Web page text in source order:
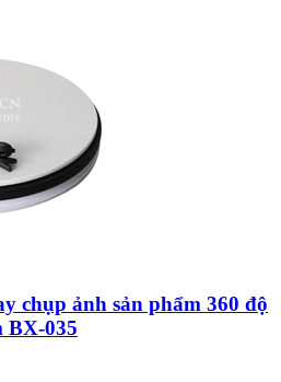
chụp ảnh sản phẩm 360 độ
BX-035